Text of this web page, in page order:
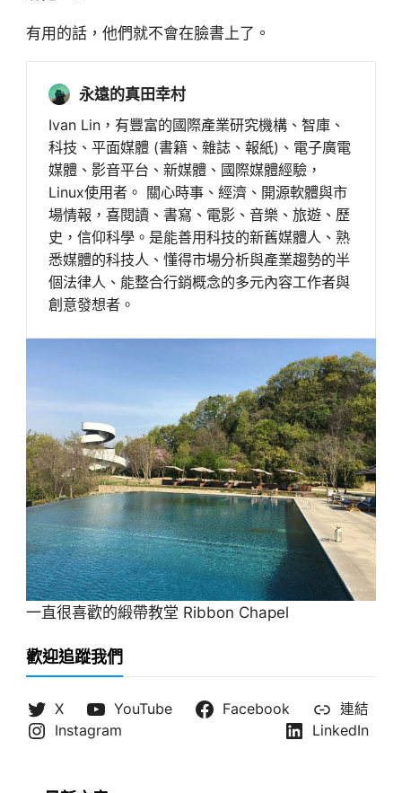
有用的話，他們就不會在臉書上了。
永遠的真田幸村
Ivan Lin，有豐富的國際產業研究機構、智庫、
科技、平面媒體 (書籍、雜誌、報紙)、電子廣電
媒體、影音平台、新媒體、國際媒體經驗，
Linux使用者。 關心時事、經濟、開源軟體與市
場情報，喜閱讀、書寫、電影、音樂、旅遊、歷
史，信仰科學。是能善用科技的新舊媒體人、熟
悉媒體的科技人、懂得市場分析與產業趨勢的半
個法律人、能整合行銷概念的多元內容工作者與
創意發想者。
一直很喜歡的緞帶教堂 Ribbon Chapel
歡迎追蹤我們
X YouTube Facebook
連結
Instagram
LinkedIn